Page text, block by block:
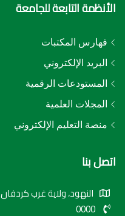
الأنظمة التابعة للجامعة
فهارس المكتبات
البريد الإلكتروني
المستودعات الرقمية
المجلات العلمية
منصة التعليم الإلكتروني
اتصل بنا
النهود، ولاية غرب كردفان